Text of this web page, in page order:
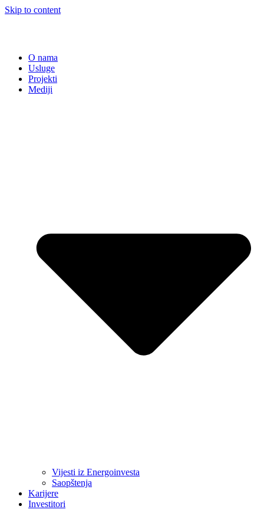
Skip to content
O nama
Usluge
Projekti
Mediji
Vijesti iz Energoinvesta
Saopštenja
Karijere
Investitori